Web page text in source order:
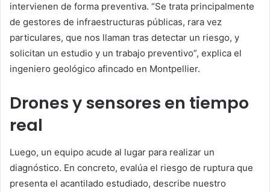
intervienen de forma preventiva. “Se trata principalmente
de gestores de infraestructuras públicas, rara vez
particulares, que nos llaman tras detectar un riesgo, y
solicitan un estudio y un trabajo preventivo”, explica el
ingeniero geológico afincado en Montpellier.
Drones y sensores en tiempo
real
Luego, un equipo acude al lugar para realizar un
diagnóstico. En concreto, evalúa el riesgo de ruptura que
presenta el acantilado estudiado, describe nuestro